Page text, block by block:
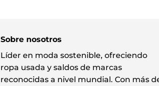
Sobre nosotros
Líder en moda sostenible, ofreciendo
ropa usada y saldos de marcas
reconocidas a nivel mundial. Con más